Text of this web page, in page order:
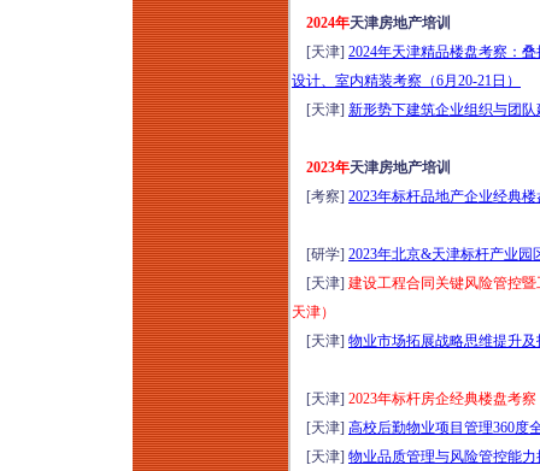
标杆项目考察（8月9-
12日）
国企央企及事业单位
项目全生命周期管理
实战能力提升专题培
训（2026年8月11-12
日成都）
穿透式监管下国企法
务、合规、内控、风
险、审计“五位一体
化” 构建专题培训
（2026年8月12日西
安）
2026探访中国“好房
子”：新规2.0成都住
宅标杆项目研学（8
2024年天津房地产培训
[天津] 2024年天津精品楼盘考察：
设计、室内精装考察（6月20-21日）
[天津] 新形势下建筑企业组织与团
2023年天津房地产培训
[考察] 2023年标杆品地产企业经典
[研学] 2023年北京&天津标杆产业园
[天津] 建设工程合同关键风险管控
天津）
[天津] 物业市场拓展战略思维提升
[天津] 2023年标杆房企经典楼盘考
[天津] 高校后勤物业项目管理360度
[天津] 物业品质管理与风险管控能